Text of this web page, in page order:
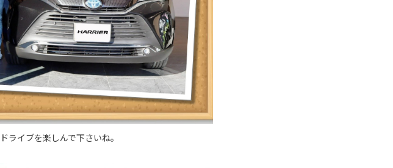
ライブを楽しんで下さいね。